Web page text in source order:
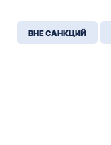
ВНЕ САНКЦИЙ